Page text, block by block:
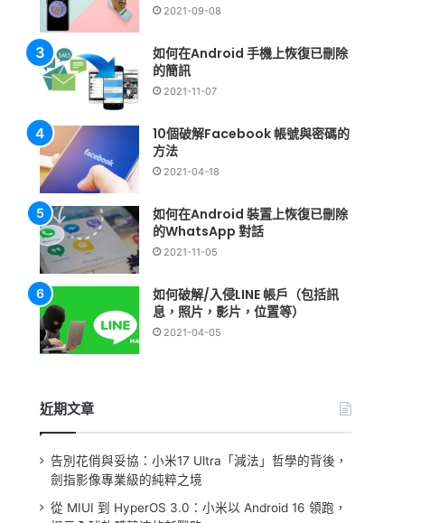
2021-09-08
如何在Android 手機上恢復已刪除
的簡訊
2021-11-07
10個破解Facebook 帳號與密碼的
方法
2021-04-18
如何在Android 裝置上恢復已刪除
的WhatsApp 對話
2021-11-05
如何破解/入侵LINE 帳戶（包括訊
息，照片，影片，位置等）
2021-04-05
近期文章
告別花俏與妥協：小米17 Ultra「減法」哲學的背後，
劍指影像專業級的純粹之境
從 MIUI 到 HyperOS 3.0：小米以 Android 16 領跑，